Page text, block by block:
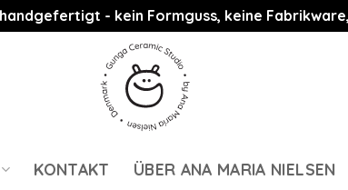
- kein Formguss, keine
KONTAKT ÜBER ANA MARIA NIELSEN